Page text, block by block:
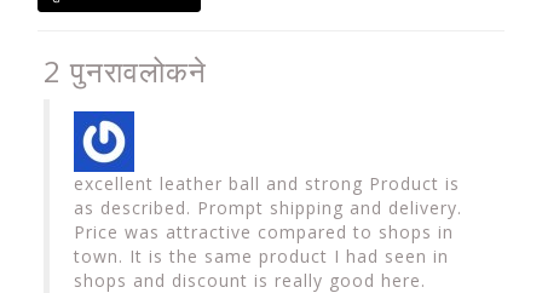
2 पुनरावलोकने
excellent leather ball and strong Product is
as described. Prompt shipping and delivery.
Price was attractive compared to shops in
town. It is the same product I had seen in
shops and discount is really good here.